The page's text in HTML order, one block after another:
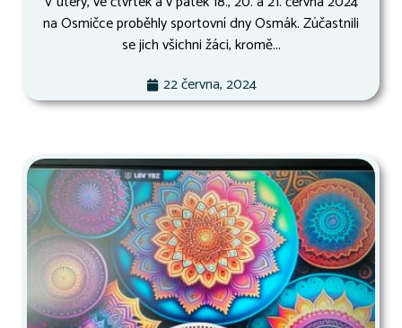
na Osmičce proběhly sportovní dny Osmák. Zúčastnili
se jich všichni žáci, kromě...
22 června, 2024